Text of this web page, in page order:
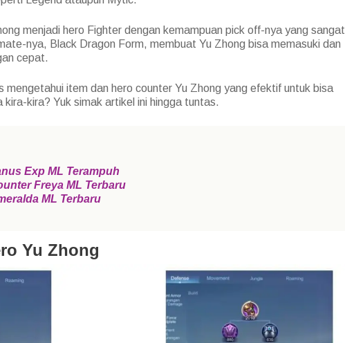
menjadi hero Fighter dengan kemampuan pick off-nya yang sangat
nya, Black Dragon Form, membuat Yu Zhong bisa memasuki dan
cepat.
mengetahui item dan hero counter Yu Zhong yang efektif untuk bisa
kira-kira? Yuk simak artikel ini hingga tuntas.
Exp ML Terampuh
Freya ML Terbaru
ML Terbaru
Yu Zhong